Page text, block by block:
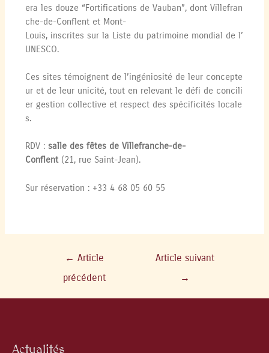
era les douze “Fortifications de Vauban”, dont Villefran
che-de-Conflent et Mont-
Louis, inscrites sur la Liste du patrimoine mondial de l’
UNESCO.
Ces sites témoignent de l’ingéniosité de leur concepte
ur et de leur unicité, tout en relevant le défi de concili
er gestion collective et respect des spécificités locale
s.
RDV :salle des fêtes de Villefranche-de-
Conflent(21, rue Saint-Jean).
Sur réservation : +33 4 68 05 60 55
← Article
précédent
Article suivant
→
Actualités